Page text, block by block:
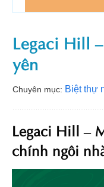
Legaci Hill
yên
Chuyên mục: Biệt thự
Legaci Hill –
chính ngôi